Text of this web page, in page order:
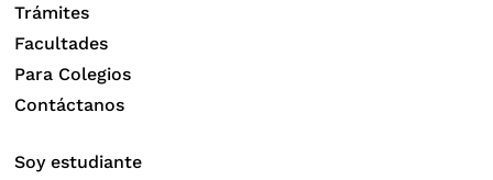
Trámites
Facultades
Para Colegios
Contáctanos
Soy estudiante